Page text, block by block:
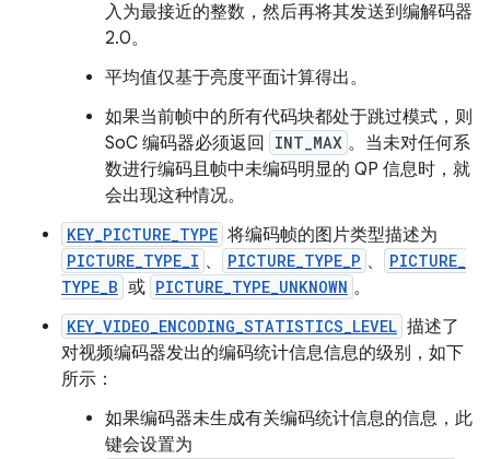
入为最接近的整数，然后再将其发送到编解码器
2.0。
平均值仅基于亮度平面计算得出。
如果当前帧中的所有代码块都处于跳过模式，则
SoC 编码器必须返回
INT_MAX 。当未对任何系
数进行编码且帧中未编码明显的 QP 信息时，就
会出现这种情况。
KEY_PICTURE_TYPE 将编码帧的图片类型描述为
PICTURE_TYPE_I 、 PICTURE_TYPE_P 、
PICTURE_
TYPE_B 或 PICTURE_TYPE_UNKNOWN 。
KEY_VIDEO_ENCODING_STATISTICS_LEVEL 描述了
对视频编码器发出的编码统计信息信息的级别，如下
所示：
如果编码器未生成有关编码统计信息的信息，此
键会设置为